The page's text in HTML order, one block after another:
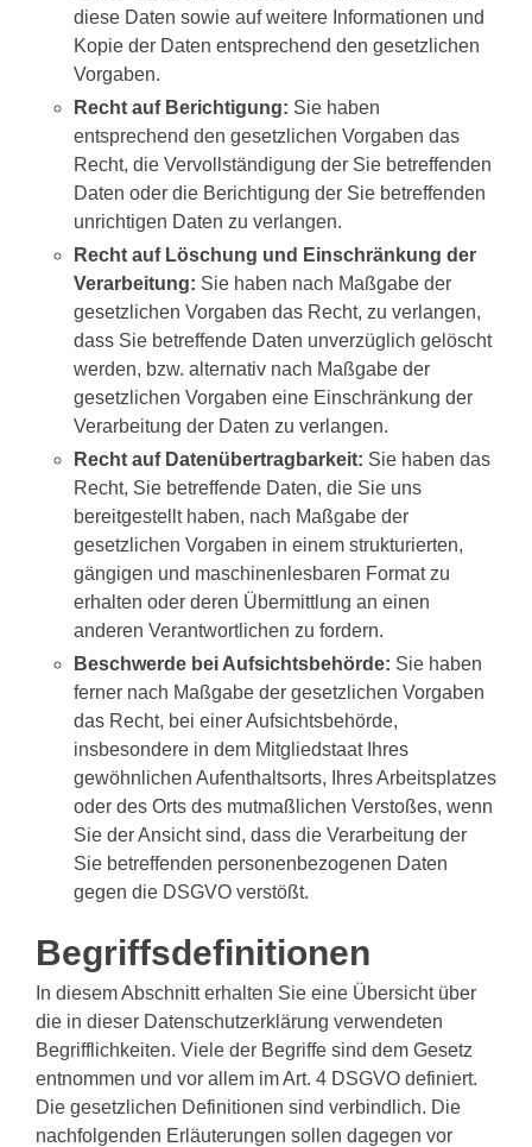
diese Daten sowie auf weitere Informationen und
Kopie der Daten entsprechend den gesetzlichen
Vorgaben.
Recht auf Berichtigung: Sie haben
entsprechend den gesetzlichen Vorgaben das
Recht, die Vervollständigung der Sie betreffenden
Daten oder die Berichtigung der Sie betreffenden
unrichtigen Daten zu verlangen.
Recht auf Löschung und Einschränkung der
Verarbeitung: Sie haben nach Maßgabe der
gesetzlichen Vorgaben das Recht, zu verlangen,
dass Sie betreffende Daten unverzüglich gelöscht
werden, bzw. alternativ nach Maßgabe der
gesetzlichen Vorgaben eine Einschränkung der
Verarbeitung der Daten zu verlangen.
Recht auf Datenübertragbarkeit: Sie haben das
Recht, Sie betreffende Daten, die Sie uns
bereitgestellt haben, nach Maßgabe der
gesetzlichen Vorgaben in einem strukturierten,
gängigen und maschinenlesbaren Format zu
erhalten oder deren Übermittlung an einen
anderen Verantwortlichen zu fordern.
Beschwerde bei Aufsichtsbehörde: Sie haben
ferner nach Maßgabe der gesetzlichen Vorgaben
das Recht, bei einer Aufsichtsbehörde,
insbesondere in dem Mitgliedstaat Ihres
gewöhnlichen Aufenthaltsorts, Ihres Arbeitsplatzes
oder des Orts des mutmaßlichen Verstoßes, wenn
Sie der Ansicht sind, dass die Verarbeitung der
Sie betreffenden personenbezogenen Daten
gegen die DSGVO verstößt.
Begriffsdefinitionen
In diesem Abschnitt erhalten Sie eine Übersicht über
die in dieser Datenschutzerklärung verwendeten
Begrifflichkeiten. Viele der Begriffe sind dem Gesetz
entnommen und vor allem im Art. 4 DSGVO definiert.
Die gesetzlichen Definitionen sind verbindlich. Die
nachfolgenden Erläuterungen sollen dagegen vor